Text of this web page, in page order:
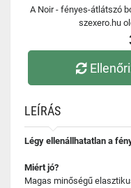
A Noir - fényes-átlátszó
szexero.hu
LEÍRÁS
Légy ellenállhatatlan a
Miért jó?
Magas minőségű